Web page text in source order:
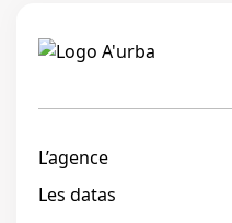
L’agence
Les datas